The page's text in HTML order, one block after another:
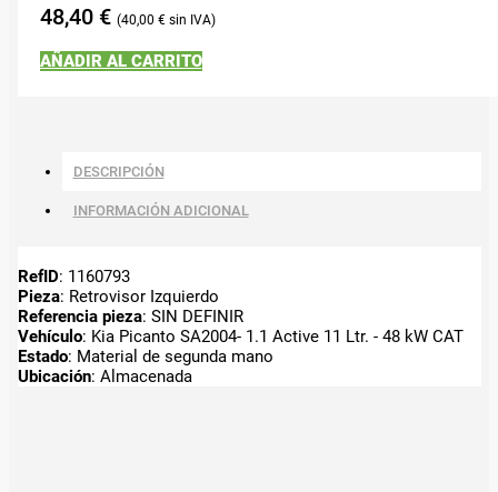
48,40 € 40,00 €
AÑADIR AL CARRITO
DESCRIPCIÓN
INFORMACIÓN ADICIONAL
RefID: 1160793
Pieza: Retrovisor Izquierdo
Referencia pieza: SIN DEFINIR
Vehículo: Kia Picanto SA2004- 1.1 Active 11 Ltr. - 48 kW CAT
Estado: Material de segunda mano
Ubicación: Almacenada